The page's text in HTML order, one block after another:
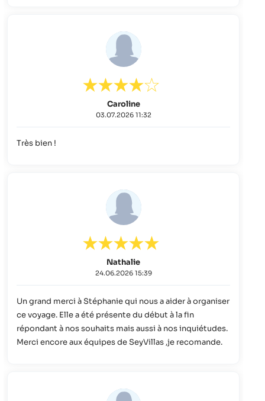
Caroline
03.07.2026 11:32
Très bien !
Nathalie
24.06.2026 15:39
Un grand merci à Stéphanie qui nous a aider à organiser
ce voyage. Elle a été présente du début à la fin
répondant à nos souhaits mais aussi à nos inquiétudes.
Merci encore aux équipes de SeyVillas ,je recomande.